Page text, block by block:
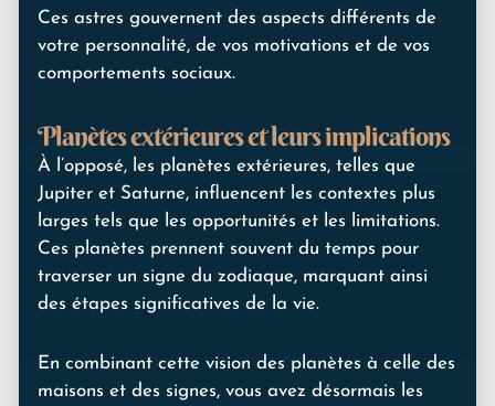
Ces astres gouvernent des aspects différents de
votre personnalité, de vos motivations et de vos
comportements sociaux.
Planètes extérieures et leurs implications
À l’opposé, les planètes extérieures, telles que
Jupiter et Saturne, influencent les contextes plus
larges tels que les opportunités et les limitations.
Ces planètes prennent souvent du temps pour
traverser un signe du zodiaque, marquant ainsi
des étapes significatives de la vie.
En combinant cette vision des planètes à celle des
maisons et des signes, vous avez désormais les